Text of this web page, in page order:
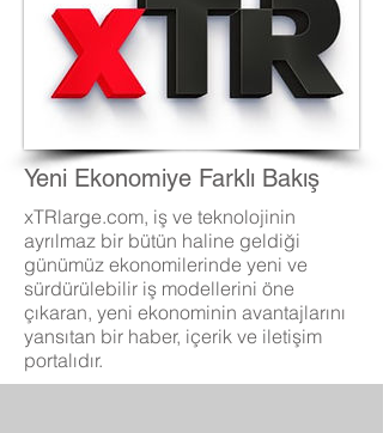
Yeni Ekonomiye Farklı Bakış
xTRlarge.com, iş ve teknolojinin
ayrılmaz bir bütün haline geldiği
günümüz ekonomilerinde yeni ve
sürdürülebilir iş modellerini öne
çıkaran, yeni ekonominin avantajlarını
yansıtan bir haber, içerik ve iletişim
portalıdır.